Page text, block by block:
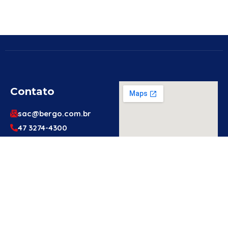
Contato
sac@bergo.com.br
47 3274-4300